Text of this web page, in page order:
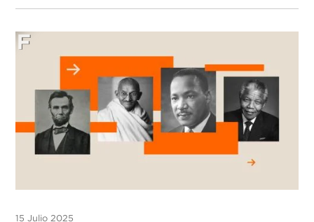
15 Julio 2025